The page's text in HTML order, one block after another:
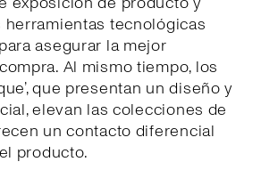
herramientas tecnológicas
asegurar la mejor
Al mismo tiempo, los
que presentan un diseño y
elevan las colecciones de
un contacto diferencial
producto.